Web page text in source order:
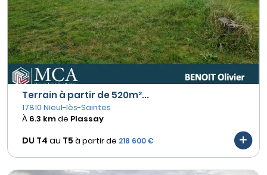
Terrain à partir de 520m²...
17810 Nieul-lès-Saintes
À 6.3 kmde Plassay
DU T4 au T5 à partir de 218 600 €